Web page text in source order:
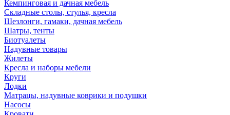
Кемпинговая и дачная мебель
Складные столы, стулья, кресла
Шезлонги, гамаки, дачная мебель
Шатры, тенты
Биотуалеты
Надувные товары
Жилеты
Кресла и наборы мебели
Круги
Лодки
Матрацы, надувные коврики и подушки
Насосы